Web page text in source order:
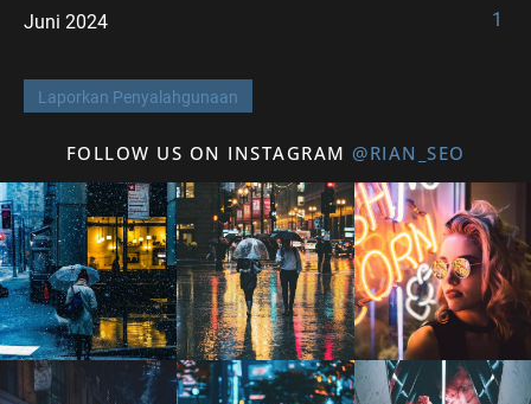
Juni 2024 1
Laporkan Penyalahgunaan
FOLLOW US ON INSTAGRAM @RIAN_SEO